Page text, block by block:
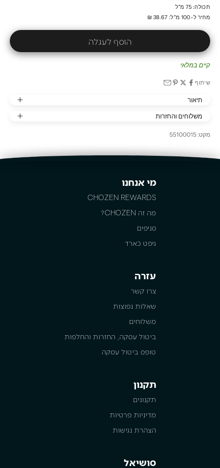
תכולה: 75 מ"ל
מחיר ל-100 מ"ל: 38.67 ₪
הוסף לעגלה
קיים במלאי
שיתוף
תיאור
משלוחים והחזרות
מקט: 55100015
מי אנחנו
CHOZEN REWARDS
מה זה CHOZEN?
סניפים
גיפט כארד
עזרה
צרו קשר
שאלות נפוצות
משלוחים
ביטול עסקה, החזרות והחלפות
טופס ביטול עסקה
תקנון
תקנונים
מדיניות פרטיות
הצהרת נגישות
סושיאל